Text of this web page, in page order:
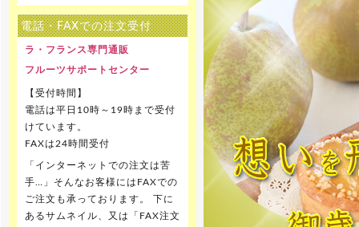
電話・FAXでの注文受付
ラ・フランス専門通販
フルーツサポートセンター
【受付時間】
電話は平日10時～19時まで受付
けています。
FAXは24時間受付
「インターネットでの注文は苦
手…」そんなお客様にはFAXでの
ご注文も承っております。 下に
あるサムネイル、又は「FAX注文